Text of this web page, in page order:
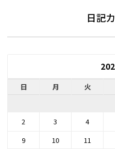
日記
日 月 火
2
3 4
9
10 11